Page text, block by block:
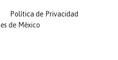
de México
Política de Privacidad